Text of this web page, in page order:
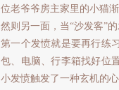
位老爷爷房主家里的小猫
然则另一面，当“沙发客”
第一个发愤就是要再行练
包、电脑、行李箱找好位
小发愤触发了一种玄机的